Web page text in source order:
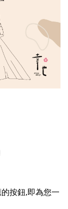
按鈕,即為您一